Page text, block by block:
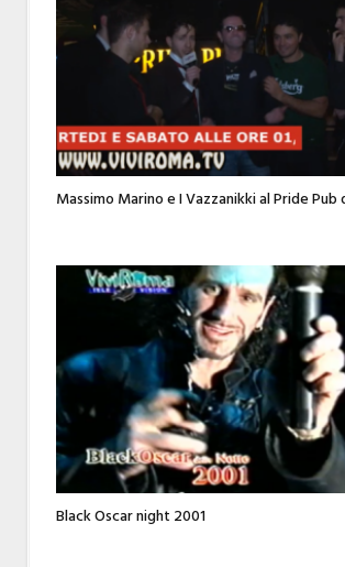
Massimo Marino e I Vazzanikki al Pride Pub
Black Oscar night 2001